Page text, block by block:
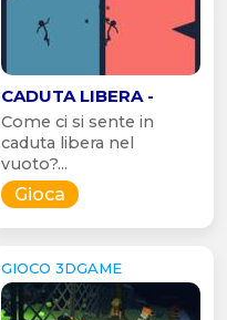
CADUTA LIBERA -
Come ci si sente in
caduta libera nel
vuoto?...
Gioca
GIOCO 3DGAME